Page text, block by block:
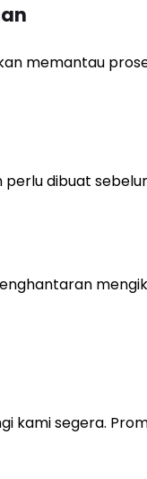
memantau
dibuat
kami segera.